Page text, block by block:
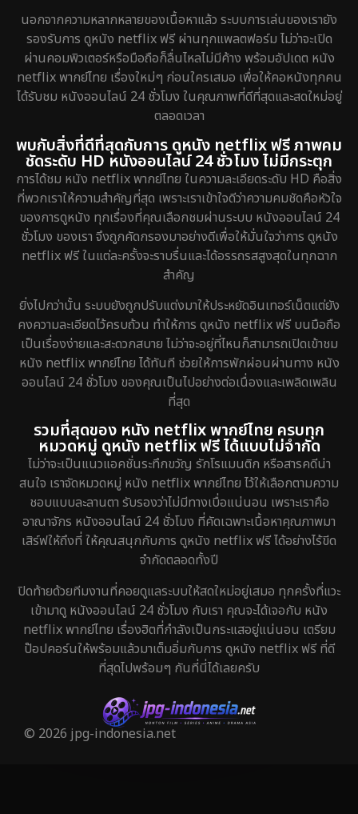
นอกจากความหลากหลายของเนื้อหาแล้ว ระบบการเล่นของเรายัง
รองรับการ ดูหนัง netflix ฟรี ผ่านทุกแพลตฟอร์ม ไม่ว่าจะเปิด
ผ่านคอมพิวเตอร์หรือมือถือก็ลื่นไหลไม่มีค้าง พร้อมอัปเดต หนัง
netflix พากย์ไทย เรื่องใหม่ๆ ก่อนใครเสมอ เพื่อให้คอหนังทุกคน
ได้รับชม หนังออนไลน์ 24 ชั่วโมง ในคุณภาพที่ดีที่สุดและสดใหม่อยู่
ตลอดเวลา
พบกับสิ่งที่ดีที่สุดกับการ ดูหนัง netflix ฟรี ภาพคม
ชัดระดับ HD หนังออนไลน์ 24 ชั่วโมง ไม่มีกระตุก
การได้ชม หนัง netflix พากย์ไทย ในความละเอียดระดับ HD คือสิ่ง
ที่พวกเราให้ความสำคัญที่สุด เพราะเราเข้าใจดีว่าความคมชัดคือหัวใจ
ของการดูหนัง ทุกเรื่องที่คุณเลือกชมผ่านระบบ หนังออนไลน์ 24
ชั่วโมง ของเรา จึงถูกคัดกรองมาอย่างดีเพื่อให้มั่นใจว่าการ ดูหนัง
netflix ฟรี ในแต่ละครั้งจะราบรื่นและได้อรรถรสสูงสุดในทุกฉาก
สำคัญ
ยิ่งไปกว่านั้น ระบบยังถูกปรับแต่งมาให้ประหยัดอินเทอร์เน็ตแต่ยัง
คงความละเอียดไว้ครบถ้วน ทำให้การ ดูหนัง netflix ฟรี บนมือถือ
เป็นเรื่องง่ายและสะดวกสบาย ไม่ว่าจะอยู่ที่ไหนก็สามารถเปิดเข้าชม
หนัง netflix พากย์ไทย ได้ทันที ช่วยให้การพักผ่อนผ่านทาง หนัง
ออนไลน์ 24 ชั่วโมง ของคุณเป็นไปอย่างต่อเนื่องและเพลิดเพลิน
ที่สุด
รวมที่สุดของ หนัง netflix พากย์ไทย ครบทุก
หมวดหมู่ ดูหนัง netflix ฟรี ได้แบบไม่จำกัด
ไม่ว่าจะเป็นแนวแอคชั่นระทึกขวัญ รักโรแมนติก หรือสารคดีน่า
สนใจ เราจัดหมวดหมู่ หนัง netflix พากย์ไทย ไว้ให้เลือกตามความ
ชอบแบบละลานตา รับรองว่าไม่มีทางเบื่อแน่นอน เพราะเราคือ
อาณาจักร หนังออนไลน์ 24 ชั่วโมง ที่คัดเฉพาะเนื้อหาคุณภาพมา
เสิร์ฟให้ถึงที่ ให้คุณสนุกกับการ ดูหนัง netflix ฟรี ได้อย่างไร้ขีด
จำกัดตลอดทั้งปี
ปิดท้ายด้วยทีมงานที่คอยดูแลระบบให้สดใหม่อยู่เสมอ ทุกครั้งที่แวะ
เข้ามาดู หนังออนไลน์ 24 ชั่วโมง กับเรา คุณจะได้เจอกับ หนัง
netflix พากย์ไทย เรื่องฮิตที่กำลังเป็นกระแสอยู่แน่นอน เตรียม
ป๊อปคอร์นให้พร้อมแล้วมาเต็มอิ่มกับการ ดูหนัง netflix ฟรี ที่ดี
ที่สุดไปพร้อมๆ กันที่นี่ได้เลยครับ
© 2026 jpg-indonesia.net